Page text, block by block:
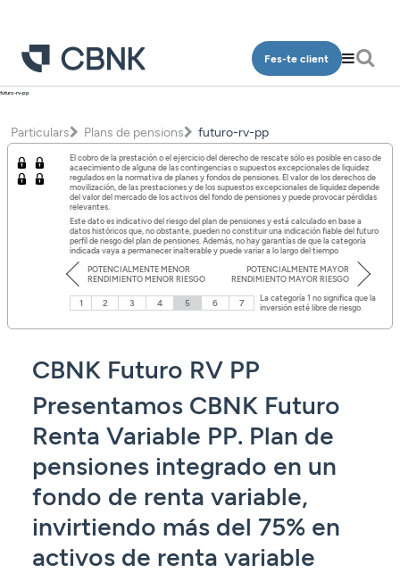
Fes-te client
Particulars
Comptes
Dipòsits
Finançament
Plans de pensions
Targetes
Serveis
Qui som
Oficines
Contacte
Accés clients
futuro-rv-pp
Particulars Plans de pensions futuro-rv-pp
El cobro de la prestación o el ejercicio del derecho de rescate sólo es posible en caso de
acaecimiento de alguna de las contingencias o supuestos excepcionales de liquidez
regulados en la normativa de planes y fondos de pensiones. El valor de los derechos de
movilización, de las prestaciones y de los supuestos excepcionales de liquidez depende
del valor del mercado de los activos del fondo de pensiones y puede provocar pérdidas
relevantes.
Este dato es indicativo del riesgo del plan de pensiones y está calculado en base a
datos históricos que, no obstante, pueden no constituir una indicación fiable del futuro
perfil de riesgo del plan de pensiones. Además, no hay garantías de que la categoría
indicada vaya a permanecer inalterable y puede variar a lo largo del tiempo
POTENCIALMENTE MENOR
RENDIMIENTO MENOR RIESGO
POTENCIALMENTE MAYOR
RENDIMIENTO MAYOR RIESGO
1 2 3 4 5 6 7
La categoría 1 no significa que la
inversión esté libre de riesgo.
CBNK Futuro RV PP
Presentamos CBNK Futuro
Renta Variable PP. Plan de
pensiones integrado en un
fondo de renta variable,
invirtiendo más del 75% en
activos de renta variable